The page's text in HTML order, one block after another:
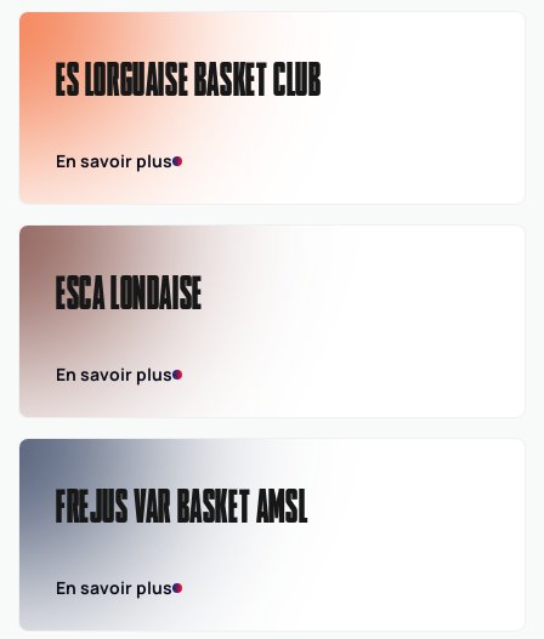
ES LORGUAISE BASKET CLUB
En savoir plus
ESCA LONDAISE
En savoir plus
FREJUS VAR BASKET AMSL
En savoir plus